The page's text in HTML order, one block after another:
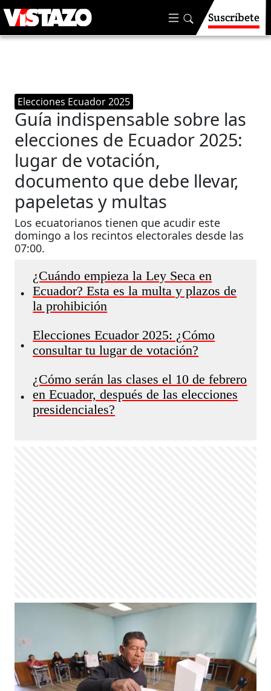
Suscríbete
Elecciones Ecuador 2025
Guía indispensable sobre las
elecciones de Ecuador 2025:
lugar de votación,
documento que debe llevar,
papeletas y multas
Los ecuatorianos tienen que acudir este
domingo a los recintos electorales desde las
07:00.
•
¿Cuándo empieza la Ley Seca en
Ecuador? Esta es la multa y plazos de
la prohibición
•
Elecciones Ecuador 2025: ¿Cómo
consultar tu lugar de votación?
•
¿Cómo serán las clases el 10 de febrero
en Ecuador, después de las elecciones
presidenciales?